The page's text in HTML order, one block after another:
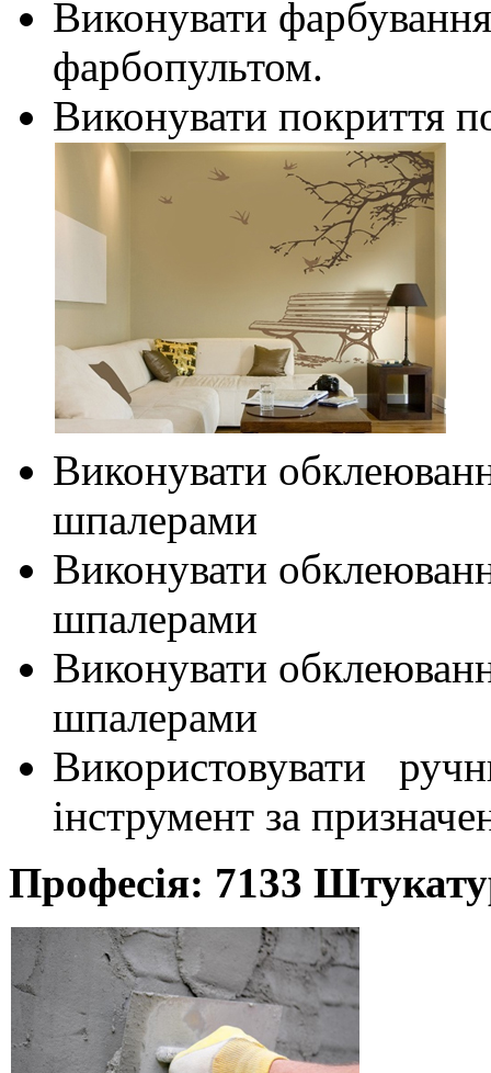
Виконувати
фарбопультом.
Виконувати покриття
Виконувати
шпалерами
Виконувати
шпалерами
Виконувати
шпалерами
Використовувати
інструмент за
Професія: 7133